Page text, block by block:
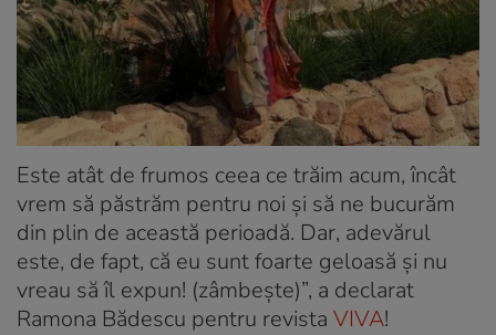
Este atât de frumos ceea ce trăim acum, încât
vrem să păstrăm pentru noi şi să ne bucurăm
din plin de această perioadă. Dar, adevărul
este, de fapt, că eu sunt foarte geloasă şi nu
vreau să îl expun! (zâmbeşte)”, a declarat
Ramona Bădescu pentru revista VIVA!